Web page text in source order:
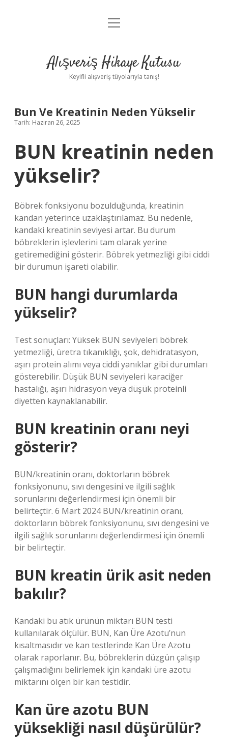
Anasayfa
Yasal Uyarı
menüyü
Alışveriş Hikaye Kutusu
Keyifli alışveriş tüyolarıyla tanış!
Bun Ve Kreatinin Neden Yükselir
Tarih: Haziran 26, 2025
BUN kreatinin neden
yükselir?
Böbrek fonksiyonu bozulduğunda, kreatinin
kandan yeterince uzaklaştırılamaz. Bu nedenle,
kandaki kreatinin seviyesi artar. Bu durum
böbreklerin işlevlerini tam olarak yerine
getiremediğini gösterir. Böbrek yetmezliği gibi ciddi
bir durumun işareti olabilir.
BUN hangi durumlarda
yükselir?
Test sonuçları: Yüksek BUN seviyeleri böbrek
yetmezliği, üretra tıkanıklığı, şok, dehidratasyon,
aşırı protein alımı veya ciddi yanıklar gibi durumları
gösterebilir. Düşük BUN seviyeleri karaciğer
hastalığı, aşırı hidrasyon veya düşük proteinli
diyetten kaynaklanabilir.
BUN kreatinin oranı neyi
gösterir?
BUN/kreatinin oranı, doktorların böbrek
fonksiyonunu, sıvı dengesini ve ilgili sağlık
sorunlarını değerlendirmesi için önemli bir
belirteçtir. 6 Mart 2024 BUN/kreatinin oranı,
doktorların böbrek fonksiyonunu, sıvı dengesini ve
ilgili sağlık sorunlarını değerlendirmesi için önemli
bir belirteçtir.
BUN kreatin ürik asit neden
bakılır?
Kandaki bu atık ürünün miktarı BUN testi
kullanılarak ölçülür. BUN, Kan Üre Azotu’nun
kısaltmasıdır ve kan testlerinde Kan Üre Azotu
olarak raporlanır. Bu, böbreklerin düzgün çalışıp
çalışmadığını belirlemek için kandaki üre azotu
miktarını ölçen bir kan testidir.
Kan üre azotu BUN
yüksekliği nasıl düşürülür?